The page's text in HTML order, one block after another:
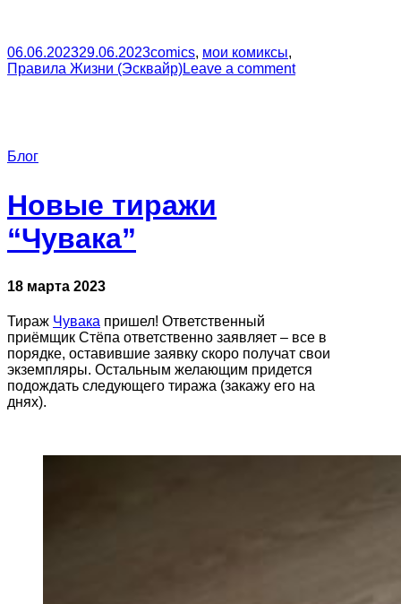
06.06.202329.06.2023comics, мои комиксы,
Правила Жизни (Эсквайр)Leave a comment
Блог
Новые тиражи
“Чувака”
18 марта 2023
Тираж Чувака пришел! Ответственный
приёмщик Стёпа ответственно заявляет – все в
порядке, оставившие заявку скоро получат свои
экземпляры. Остальным желающим придется
подождать следующего тиража (закажу его на
днях).